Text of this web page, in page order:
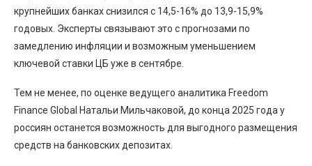
крупнейших банках снизился с 14,5-16% до 13,9-15,9%
годовых. Эксперты связывают это с прогнозами по
замедлению инфляции и возможным уменьшением
ключевой ставки ЦБ уже в сентябре.
Тем не менее, по оценке ведущего аналитика Freedom
Finance Global Натальи Мильчаковой, до конца 2025 года у
россиян останется возможность для выгодного размещения
средств на банковских депозитах.